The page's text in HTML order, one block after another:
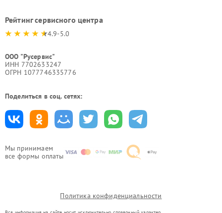
Мы принимаем
все формы оплаты
Рейтинг сервисного центра
4.9-5.0
ООО "Русервис"
ИНН 7702633247
ОГРН 1077746335776
Поделиться в соц. сетях:
Политика конфиденциальности